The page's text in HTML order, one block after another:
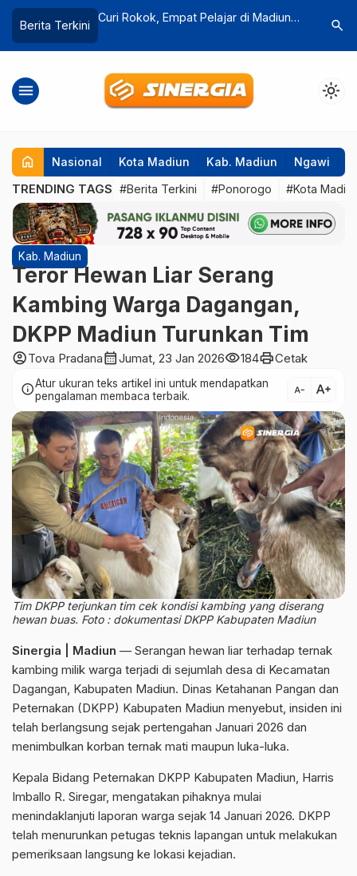
Berita Terkini
Gelorakan Semangat Gotong Royong,
Kebonsari
Bau
Sampah
search
menu light_mode
home Nasional Kota Madiun Kab. Madiun Ngawi
TRENDING TAGS #Berita Terkini #Ponorogo #Kota
Kab. Madiun
Teror Hewan Liar Serang
Kambing Warga Dagangan,
DKPP Madiun Turunkan Tim
account_circleTova Pradanacalendar_monthJumat, 23 Jan 2026visibility184printCetak
infoAtur ukuran teks artikel ini untuk mendapatkan
pengalaman membaca terbaik.
text_decrease text_increase
Tim DKPP terjunkan tim cek kondisi kambing yang diserang
hewan buas. Foto : dokumentasi DKPP Kabupaten Madiun
Sinergia | Madiun — Serangan hewan liar terhadap ternak
kambing milik warga terjadi di sejumlah desa di Kecamatan
Dagangan, Kabupaten Madiun. Dinas Ketahanan Pangan dan
Peternakan (DKPP) Kabupaten Madiun menyebut, insiden ini
telah berlangsung sejak pertengahan Januari 2026 dan
menimbulkan korban ternak mati maupun luka-luka.
Kepala Bidang Peternakan DKPP Kabupaten Madiun, Harris
Imballo R. Siregar, mengatakan pihaknya mulai
menindaklanjuti laporan warga sejak 14 Januari 2026. DKPP
telah menurunkan petugas teknis lapangan untuk melakukan
pemeriksaan langsung ke lokasi kejadian.